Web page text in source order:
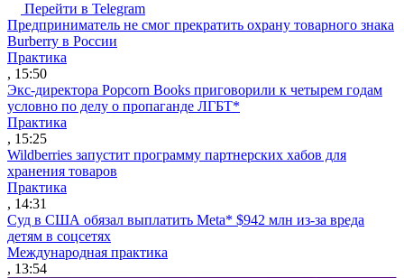
Перейти в Telegram
Предприниматель не смог прекратить охрану товарного знака
Burberry в России
Практика
, 15:50
Экс-директора Popcorn Books приговорили к четырем годам
условно по делу о пропаганде ЛГБТ*
Практика
, 15:25
Wildberries запустит программу партнерских хабов для
хранения товаров
Практика
, 14:31
Суд в США обязал выплатить Meta* $942 млн из-за вреда
детям в соцсетях
Международная практика
, 13:54